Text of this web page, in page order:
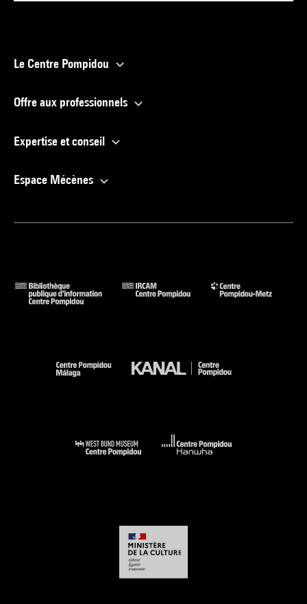
Le Centre Pompidou
Offre aux professionnels
Expertise et conseil
Espace Mécènes